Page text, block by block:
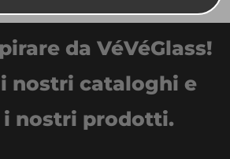
da VéVéGlass!
nostri cataloghi e
i nostri prodotti.